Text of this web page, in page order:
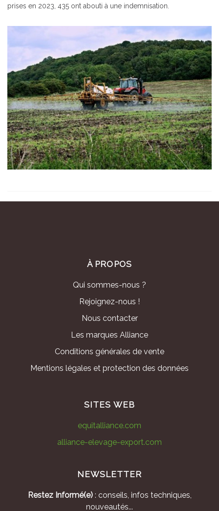
prises en 2023, 435 ont abouti à une indemnisation.
À PROPOS
Qui sommes-nous ?
Rejoignez-nous !
Nous contacter
Les marques Alliance
Conditions générales de vente
Mentions légales et protection des données
SITES WEB
equitalliance.com
alliance-elevage-export.com
NEWSLETTER
Restez Informé(e): conseils, infos techniques,
nouveautés...